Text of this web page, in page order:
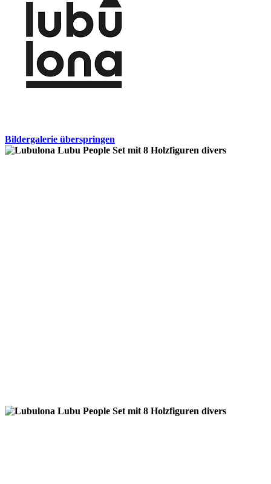
Bildergalerie überspringen